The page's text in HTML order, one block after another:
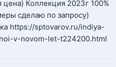
Коллекция 2023г 100%
сделаю по запросу)
https://sptovarov.ru/indiya-
v-novom-let-t224200.html